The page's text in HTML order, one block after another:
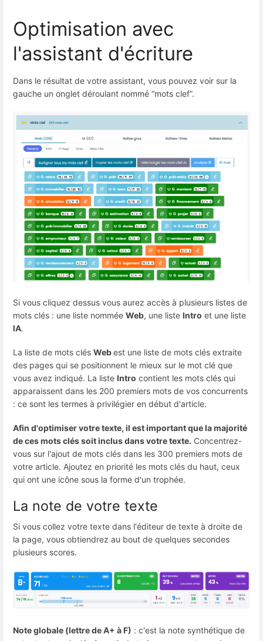
Optimisation avec
l'assistant d'écriture
Dans le résultat de votre assistant, vous pouvez voir sur la
gauche un onglet déroulant nommé “mots clef”.
Si vous cliquez dessus vous aurez accès à plusieurs listes de
mots clés : une liste nommée Web, une liste Intro et une liste
IA.
La liste de mots clés Webest une liste de mots clés extraite
des pages qui se positionnent le mieux sur le mot clé que
vous avez indiqué. La liste Intro contient les mots clés qui
apparaissent dans les 200 premiers mots de vos concurrents
: ce sont les termes à privilégier en début d'article.
Afin d'optimiser votre texte, il est important que la majorité
de ces mots clés soit inclus dans votre texte. Concentrez-
vous sur l'ajout de mots clés dans les 300 premiers mots de
votre article. Ajoutez en priorité les mots clés du haut, ceux
qui ont une icône sous la forme d'un trophée.
La note de votre texte
Si vous collez votre texte dans l'éditeur de texte à droite de
la page, vous obtiendrez au bout de quelques secondes
plusieurs scores.
Note globale (lettre de A+ à F) : c'est la note synthétique de